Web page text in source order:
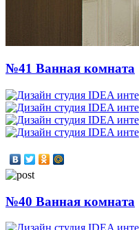
№41 Ванная комната
№40 Ванная комната